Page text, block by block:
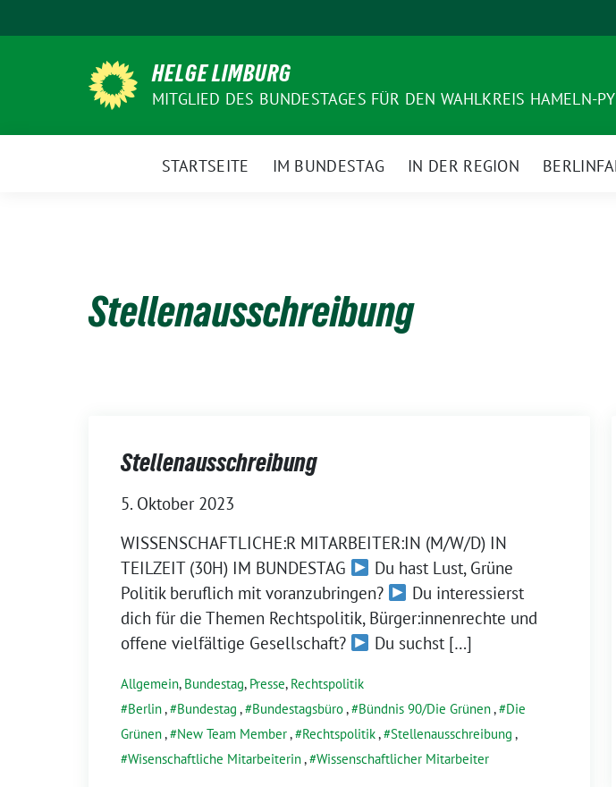
zum
HELGE LIMBURG
MITGLIED DES BUNDESTAGES FÜR DEN WAHLKREIS HAMELN-
STARTSEITE IM BUNDESTAG IN DER REGION
Stellenausschreibung
Stellenausschreibung
5. Oktober 2023
WISSENSCHAFTLICHE:R MITARBEITER:IN (M/W/D) IN
TEILZEIT (30H) IM BUNDESTAG
Du hast Lust, Grüne
Politik beruflich mit voranzubringen?
Du interessierst
dich für die Themen Rechtspolitik, Bürger:innenrechte und
offene vielfältige Gesellschaft?
Du suchst […]
Allgemein, Bundestag, Presse, Rechtspolitik
Berlin, Bundestag , Bundestagsbüro, Bündnis 90/Die Grünen,
Die
Grünen, New Team Member, Rechtspolitik, Stellenausschreibung ,
Wisenschaftliche Mitarbeiterin, Wissenschaftlicher Mitarbeiter